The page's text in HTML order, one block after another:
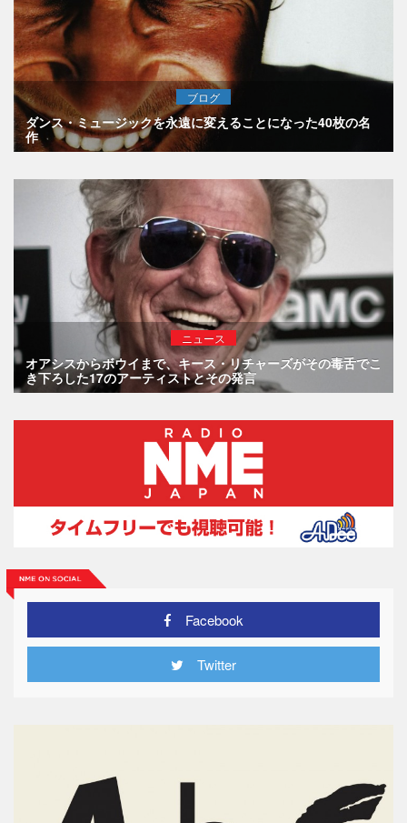
ブログ
ダンス・ミュージックを永遠に変えることになった40枚の名
作
ニュース
オアシスからボウイまで、キース・リチャーズがその毒舌でこ
き下ろした17のアーティストとその発言
Facebook
Twitter